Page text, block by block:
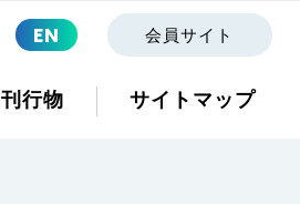
EN 会員サイト
刊行物 サイトマップ